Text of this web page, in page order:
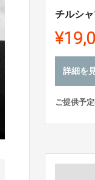
チルシ
詳細を
ご提供予